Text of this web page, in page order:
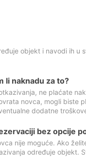
objekt i navodi ih u
li naknadu za to?
ne plaćate
novca, mogli biste
dodatne
bez opcije
nije moguće. Ako
određuje objekt.